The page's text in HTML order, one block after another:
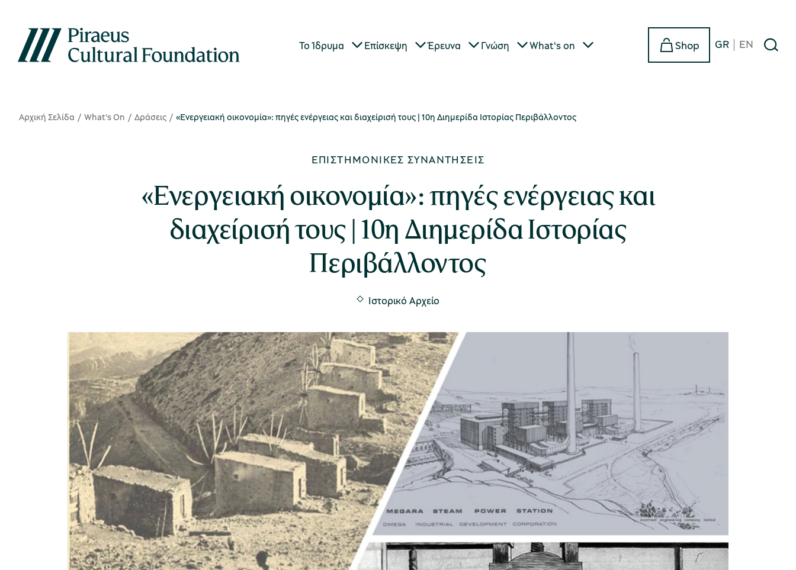
Το Ίδρυμα Επίσκεψη Έρευνα Γνώση What's on Shop GR EN
Αρχική Σελίδα What's On Δράσεις «Ενεργειακή οικονομία»: πηγές ενέργειας και διαχείρισή τους | 10η Διημερίδα Ιστορίας Περιβάλλοντος
ΕΠΙΣΤΗΜΟΝΙΚΈΣ ΣΥΝΑΝΤΉΣΕΙΣ
«Ενεργειακή οικονομία»: πηγές ενέργειας και
διαχείρισή τους | 10η Διημερίδα Ιστορίας
Περιβάλλοντος
Ιστορικό Αρχείο